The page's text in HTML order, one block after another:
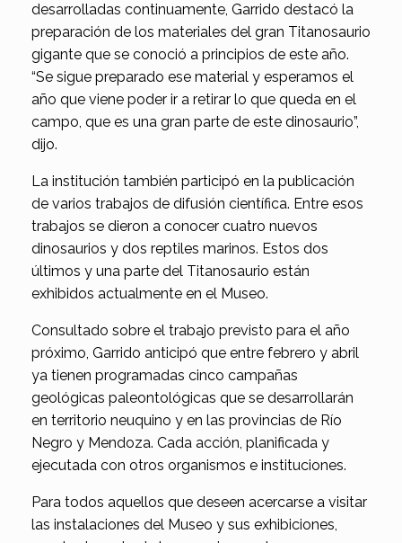
desarrolladas continuamente, Garrido destacó la
preparación de los materiales del gran Titanosaurio
gigante que se conoció a principios de este año.
“Se sigue preparado ese material y esperamos el
año que viene poder ir a retirar lo que queda en el
campo, que es una gran parte de este dinosaurio”,
dijo.
La institución también participó en la publicación
de varios trabajos de difusión científica. Entre esos
trabajos se dieron a conocer cuatro nuevos
dinosaurios y dos reptiles marinos. Estos dos
últimos y una parte del Titanosaurio están
exhibidos actualmente en el Museo.
Consultado sobre el trabajo previsto para el año
próximo, Garrido anticipó que entre febrero y abril
ya tienen programadas cinco campañas
geológicas paleontológicas que se desarrollarán
en territorio neuquino y en las provincias de Río
Negro y Mendoza. Cada acción, planificada y
ejecutada con otros organismos e instituciones.
Para todos aquellos que deseen acercarse a visitar
las instalaciones del Museo y sus exhibiciones,